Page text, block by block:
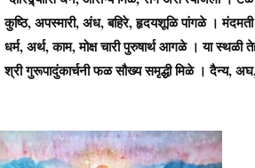
कुष्ठि, अपस्मारी, अंध, बहिरे, हृदयशूळि पांगळे ।
धर्म, अर्थ, काम, मोक्ष चारी पुरुषार्थ आगळे । या स्थळी
श्री गुरूपादुंकार्चनी फळ सौख्य समृद्धी मिळे । दैन्य,